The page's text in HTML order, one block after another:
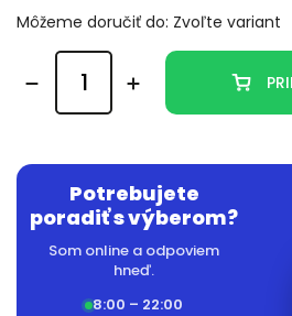
Môžeme doručiť do: Zvoľte variant
Potrebujete
poradiť s výberom?
Som online a odpoviem
hneď.
8:00 – 22:00